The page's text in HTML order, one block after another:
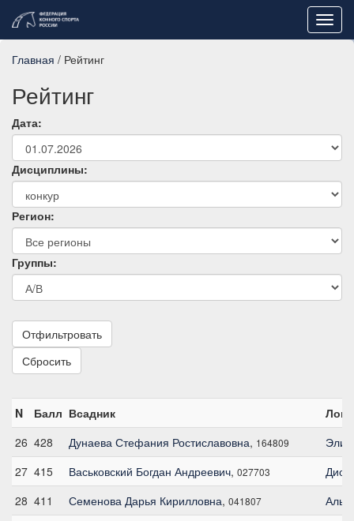
Главная / Рейтинг
Рейтинг
Дата:
Дисциплины:
Регион:
Группы:
Отфильтровать
Сбросить
N Балл Всадник
26 428 Дунаева Стефания Ростиславовна, 164809
Элит
27 415 Васьковский Богдан Андреевич, 027703
28 411 Семенова Дарья Кирилловна, 041807
Аль